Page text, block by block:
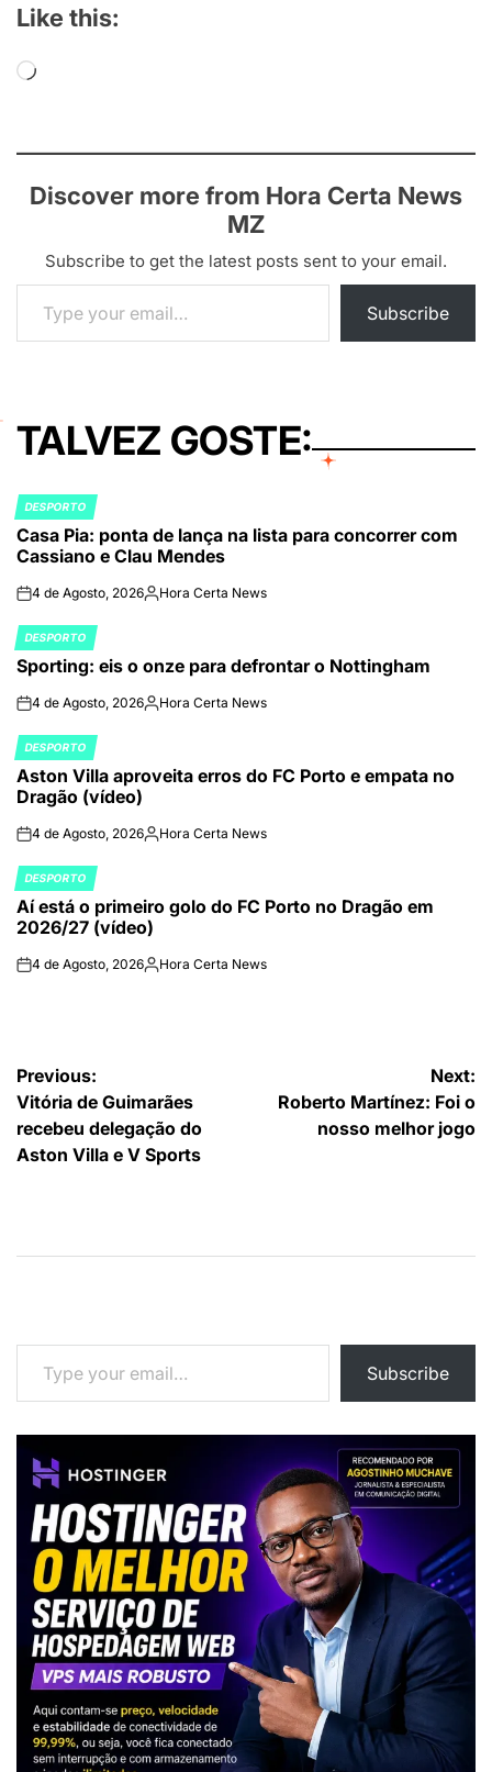
Like this:
Loading…
Discover more from Hora Certa News
MZ
Subscribe to get the latest posts sent to your email.
Type your email…
Subscribe
TALVEZ GOSTE:
POSTED
IN
DESPORTO
Casa Pia: ponta de lança na lista para concorrer com
Cassiano e Clau Mendes
on4 de Agosto, 2026Publicado
Hora Certa News
POSTED
IN
DESPORTO
Sporting: eis o onze para defrontar o Nottingham
on4 de Agosto, 2026Publicado
Hora Certa News
POSTED
IN
DESPORTO
Aston Villa aproveita erros do FC Porto e empata no
Dragão (vídeo)
on4 de Agosto, 2026Publicado
Hora Certa News
POSTED
IN
DESPORTO
Aí está o primeiro golo do FC Porto no Dragão em
2026/27 (vídeo)
on4 de Agosto, 2026Publicado
Hora Certa News
Navegação
de
artigos
Previous:
Vitória de Guimarães
recebeu delegação do
Aston Villa e V Sports
Next:
Roberto Martínez: Foi o
nosso melhor jogo
Type your email…
Subscribe